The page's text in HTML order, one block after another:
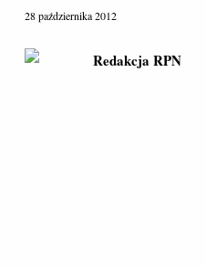
28 października 2012
Redakcja RPN